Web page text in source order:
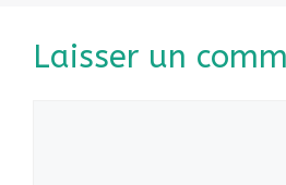
Laisser un